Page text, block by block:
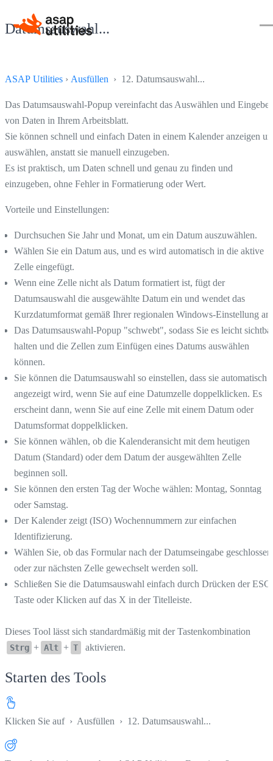
Datumsauswahl...
ASAP Utilities › Ausfüllen › 12. Datumsauswahl...
Das Datumsauswahl-Popup vereinfacht das Auswählen und
von Daten in Ihrem Arbeitsblatt.
Sie können schnell und einfach Daten in einem Kalender anzeigen
auswählen, anstatt sie manuell einzugeben.
Es ist praktisch, um Daten schnell und genau zu finden und
einzugeben, ohne Fehler in Formatierung oder Wert.
Vorteile und Einstellungen:
Durchsuchen Sie Jahr und Monat, um ein Datum auszuwählen.
Wählen Sie ein Datum aus, und es wird automatisch in die aktive
Zelle eingefügt.
Wenn eine Zelle nicht als Datum formatiert ist, fügt der
Datumsauswahl die ausgewählte Datum ein und wendet das
Kurzdatumformat gemäß Ihrer regionalen Windows-Einstellung an.
Das Datumsauswahl-Popup "schwebt", sodass Sie es leicht
halten und die Zellen zum Einfügen eines Datums auswählen
können.
Sie können die Datumsauswahl so einstellen, dass sie automatisch
angezeigt wird, wenn Sie auf eine Datumzelle doppelklicken. Es
erscheint dann, wenn Sie auf eine Zelle mit einem Datum oder
Datumsformat doppelklicken.
Sie können wählen, ob die Kalenderansicht mit dem heutigen
Datum (Standard) oder dem Datum der ausgewählten Zelle
beginnen soll.
Sie können den ersten Tag der Woche wählen: Montag, Sonntag
oder Samstag.
Der Kalender zeigt (ISO) Wochennummern zur einfachen
Identifizierung.
Wählen Sie, ob das Formular nach der Datumseingabe geschlossen
oder zur nächsten Zelle gewechselt werden soll.
Schließen Sie die Datumsauswahl einfach durch Drücken der ESC-
Taste oder Klicken auf das X in der Titelleiste.
Dieses Tool lässt sich standardmäßig mit der Tastenkombination
Strg + Alt + T aktivieren.
Starten des Tools
Klicken Sie auf › Ausfüllen › 12. Datumsauswahl...